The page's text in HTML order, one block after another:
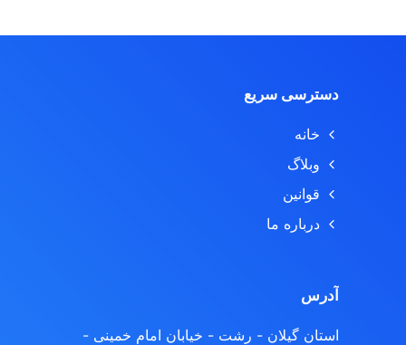
دسترسی سریع
خانه
وبلاگ
قوانین
درباره ما
آدرس
استان گیلان - رشت - خیابان امام خمینی -